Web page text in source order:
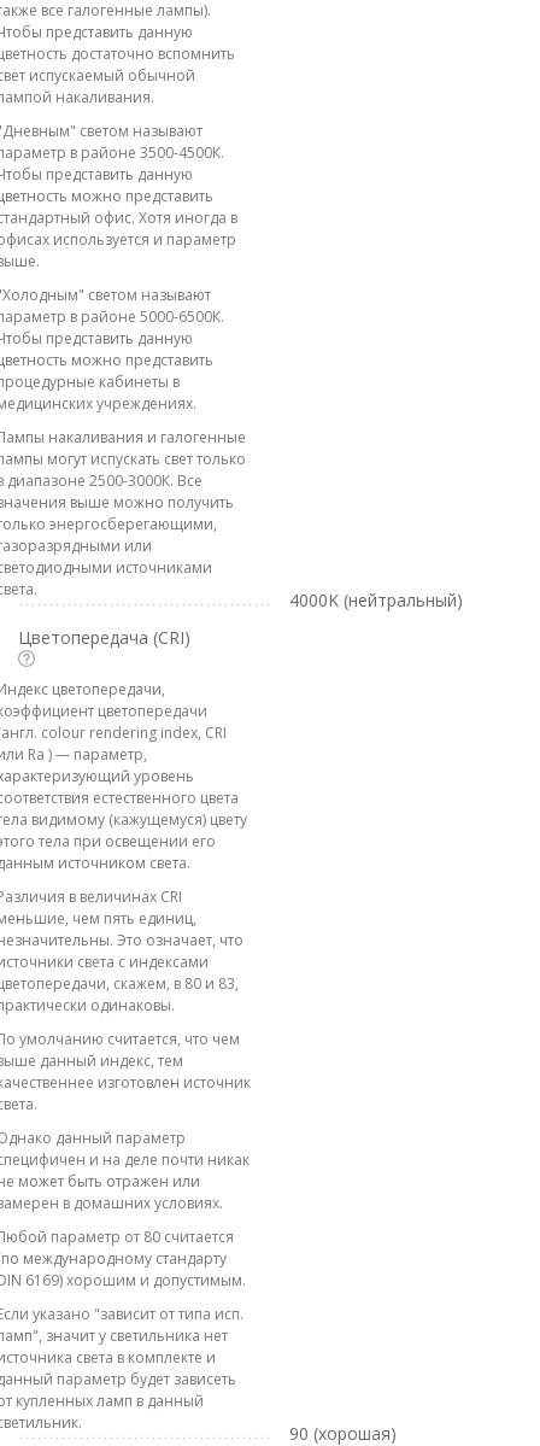
все галогенные лампы).
представить данную
достаточно вспомнить
испускаемый обычной
накаливания.
светом называют
в районе 3500-4500К.
представить данную
можно представить
офис. Хотя иногда в
используется и параметр
светом называют
в районе 5000-6500К.
представить данную
можно представить
кабинеты в
учреждениях.
накаливания и галогенные
могут испускать свет только
диапазоне 2500-3000К. Все
выше можно получить
энергосберегающими,
или
источниками
4000K (нейтральный)
Цветопередача (CRI)
цветопередачи,
цветопередачи
colour rendering index, CRI
Ra ) — параметр,
уровень
естественного цвета
видимому (кажущемуся) цвету
тела при освещении его
источником света.
в величинах CRI
чем пять единиц,
Это означает, что
света с индексами
скажем, в 80 и 83,
одинаковы.
умолчанию считается, что чем
данный индекс, тем
изготовлен источник
данный параметр
и на деле почти никак
может быть отражен или
в домашних условиях.
параметр от 80 считается
международному стандарту
6169) хорошим и допустимым.
указано "зависит от типа исп.
значит у светильника нет
света в комплекте и
параметр будет зависеть
купленных ламп в данный
90 (хорошая)